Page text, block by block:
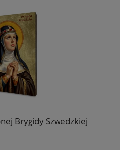
Brygidy Szwedzkiej